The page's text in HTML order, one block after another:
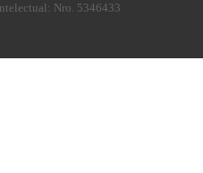
Nro. 5346433